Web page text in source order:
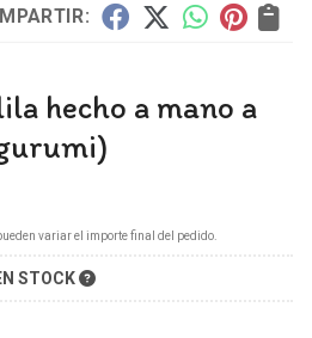
hecho a mano a
variar el importe final del pedido.
STOCK